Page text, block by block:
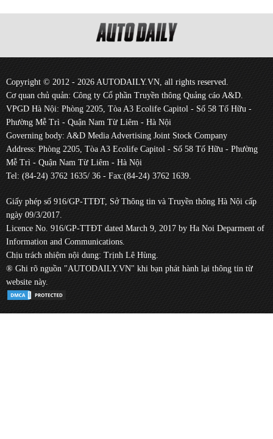
Copyright © 2012 - 2026 AUTODAILY.VN, all rights reserved.
Cơ quan chủ quản: Công ty Cổ phần Truyền thông Quảng cáo A&D.
VPGD Hà Nội: Phòng 2205, Tòa A3 Ecolife Capitol - Số 58 Tố Hữu -
Phường Mễ Trì - Quận Nam Từ Liêm - Hà Nội
Governing body: A&D Media Advertising Joint Stock Company
Address: Phòng 2205, Tòa A3 Ecolife Capitol - Số 58 Tố Hữu - Phường
Mễ Trì - Quận Nam Từ Liêm - Hà Nội
Tel: (84-24) 3762 1635/ 36 - Fax:(84-24) 3762 1639.
Giấy phép số 916/GP-TTĐT, Sở Thông tin và Truyền thông Hà Nội cấp
ngày 09/3/2017.
Licence No. 916/GP-TTĐT dated March 9, 2017 by Ha Noi Deparment of
Information and Communications.
Chịu trách nhiệm nội dung: Trịnh Lê Hùng.
® Ghi rõ nguồn "AUTODAILY.VN" khi bạn phát hành lại thông tin từ
website này.